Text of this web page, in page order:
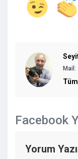
Mail:
Facebook
Yorum